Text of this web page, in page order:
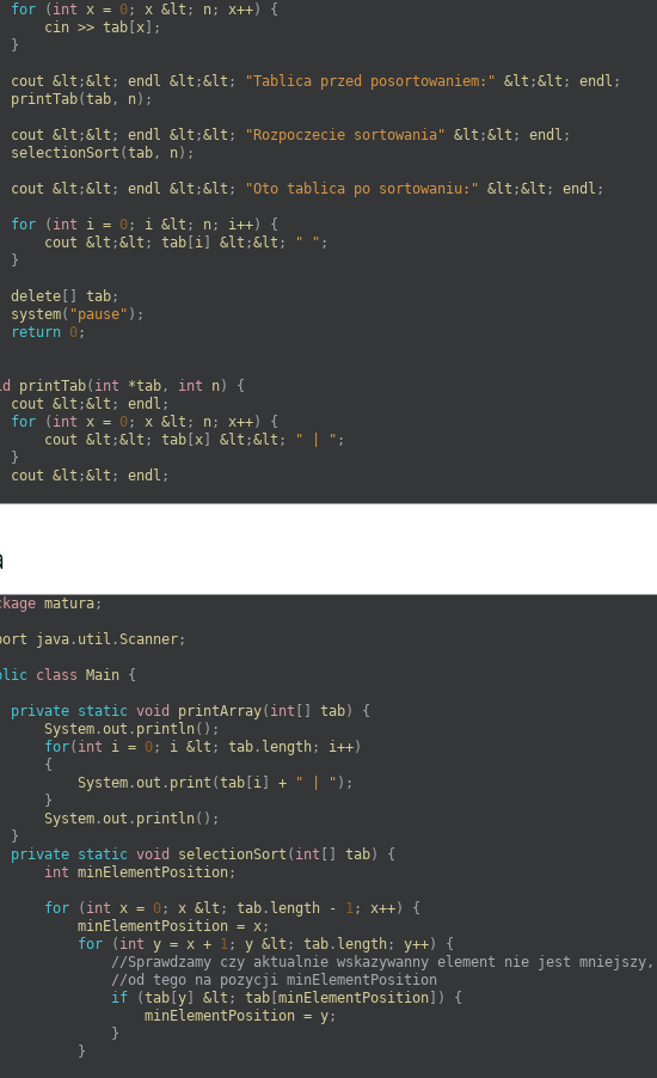
for ( int x = 0 ; x &lt ; n ; x++)
{
cin >> tab x
;
}
cout &lt ;&lt ; endl &lt ;&lt ; "Tablica przed posortowaniem:" &lt ;&lt ; endl ;
printTab(tab , n) ;
cout &lt ;&lt ; endl &lt ;&lt ; "Rozpoczecie sortowania" &lt ;&lt ; endl ;
selectionSort (tab , n) ;
cout &lt ;&lt ; endl &lt ;&lt ; "Oto tablica po sortowaniu:" &lt ;&lt ; endl ;
for ( int i = 0 ; i &lt ; n ; i++)
{
cout &lt ;&lt ; tab i &lt ;&lt ; " " ;
}
delete tab ;
system( "pause" ) ;
return 0 ;
printTab( int *tab , int n)
{
cout &lt ;&lt ; endl ;
for
( int x = 0 ; x &lt ; n ; x++)
{
cout &lt ;&lt ; tab x &lt ;&lt ; " | " ;
}
cout &lt ;&lt ; endl ;
matura ;
java . util . Scanner ;
class Main {
private static void printArray( int tab)
{
System .out . println( ) ;
for( int i = 0 ; i &lt ; tab . length ; i++)
{
System .out . print (tab i + " | " ) ;
}
System .out . println( ) ;
}
private static void selectionSort ( int tab)
{
int minElementPosition ;
for ( int x = 0 ; x &lt ; tab . length - 1 ; x++)
{
minElementPosition = x ;
for
( int y = x + 1 ; y &lt ; tab . length ; y++)
{
//Sprawdzamy czy aktualnie wskazywanny element nie jest mniejszy,
//od tego na pozycji minElementPosition
if
(tab y &lt ; tab minElementPosition )
{
minElementPosition = y ;
}
}